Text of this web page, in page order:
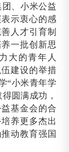
、小米公益
示衷心的感
人才引育制
一批创新思
大的青年人
建设的举措
“小米青年学
圆满成功，
基金会的合
养更多杰出
动教育强国